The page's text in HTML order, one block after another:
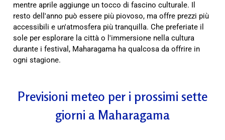
mentre aprile aggiunge un tocco di fascino culturale. Il
resto dell'anno può essere più piovoso, ma offre prezzi più
accessibili e un'atmosfera più tranquilla. Che preferiate il
sole per esplorare la città o l'immersione nella cultura
durante i festival, Maharagama ha qualcosa da offrire in
ogni stagione.
Previsioni meteo per i prossimi sette
giorni a Maharagama